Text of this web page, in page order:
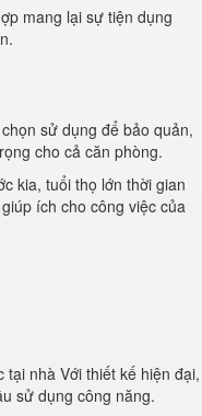
mang lại sự tiện dụng
sử dụng để bảo quản,
cho cả căn phòng.
kia, tuổi thọ lớn thời gian
ích cho công việc của
nhà Với thiết kế hiện đại,
sử dụng công năng.